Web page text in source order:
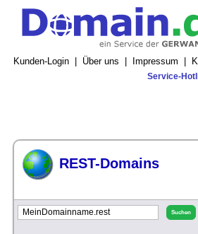
Kunden-Login Über uns Impressum
Service-
REST-Domains